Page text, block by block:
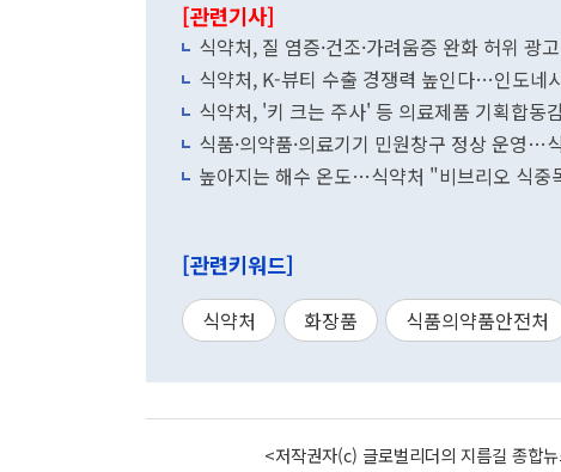
[관련기사]
식약처, 질 염증·건조·가려움증 완화 허위 광
식약처, K-뷰티 수출 경쟁력 높인다…인도네
식약처, '키 크는 주사' 등 의료제품 기획합동
식품·의약품·의료기기 민원창구 정상 운영…
높아지는 해수 온도…식약처 "비브리오 식중
[관련키워드]
식약처 화장품 식품의약품안전처
<저작권자(c) 글로벌리더의 지름길 종합